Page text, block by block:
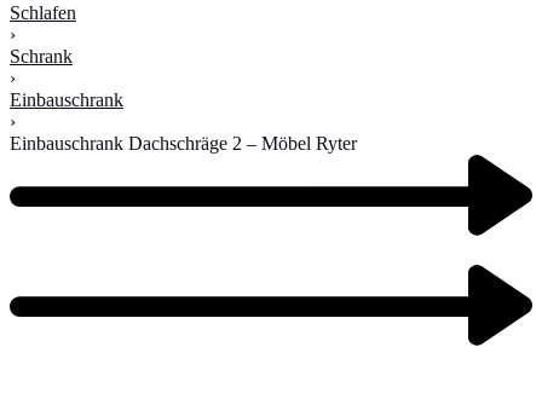
Schlafen
›
Schrank
›
Einbauschrank
›
Einbauschrank Dachschräge 2 – Möbel Ryter